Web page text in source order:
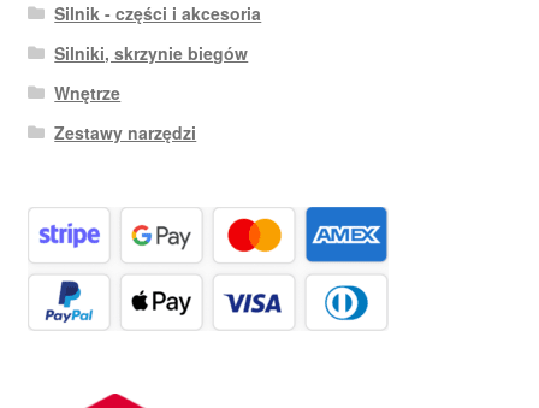
Silnik - części i akcesoria
Silniki, skrzynie biegów
Wnętrze
Zestawy narzędzi